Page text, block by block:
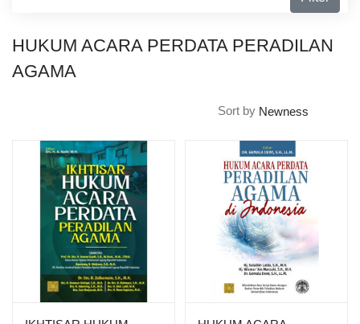
HUKUM ACARA PERDATA PERADILAN
AGAMA
Sort by